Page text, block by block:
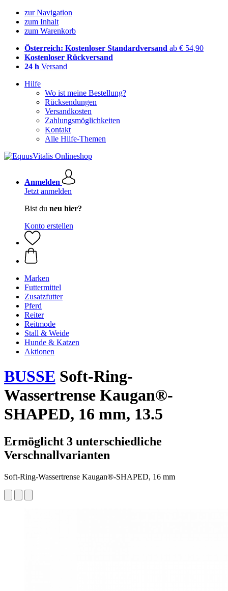
zur Navigation
zum Inhalt
zum Warenkorb
Österreich: Kostenloser Standardversand ab € 54,90
Kostenloser Rückversand
24 h Versand
Hilfe
Wo ist meine Bestellung?
Rücksendungen
Versandkosten
Zahlungsmöglichkeiten
Kontakt
Alle Hilfe-Themen
Anmelden
Jetzt anmelden
Bist du neu hier?
Konto erstellen
Marken
Futtermittel
Zusatzfutter
Pferd
Reiter
Reitmode
Stall & Weide
Hunde & Katzen
Aktionen
BUSSE Soft-Ring-
Wassertrense Kaugan®-
SHAPED, 16 mm, 13.5
Ermöglicht 3 unterschiedliche
Verschnallvarianten
Soft-Ring-Wassertrense Kaugan®-SHAPED, 16 mm